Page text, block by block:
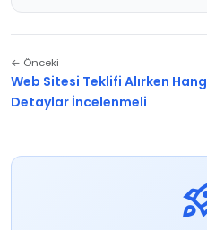
← Önceki
Web Sitesi Teklifi Alırken
Detaylar İncelenmeli